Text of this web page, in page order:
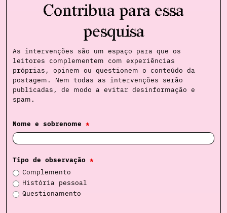
Contribua para essa
pesquisa
As intervenções são um espaço para que os
leitores complementem com experiências
próprias, opinem ou questionem o conteúdo da
postagem. Nem todas as intervenções serão
publicadas, de modo a evitar desinformação e
spam.
Nome e sobrenome *
Tipo de observação *
Complemento
História pessoal
Questionamento